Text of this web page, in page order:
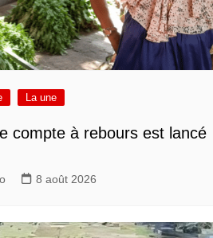
La une
compte à rebours est lancé
8 août 2026